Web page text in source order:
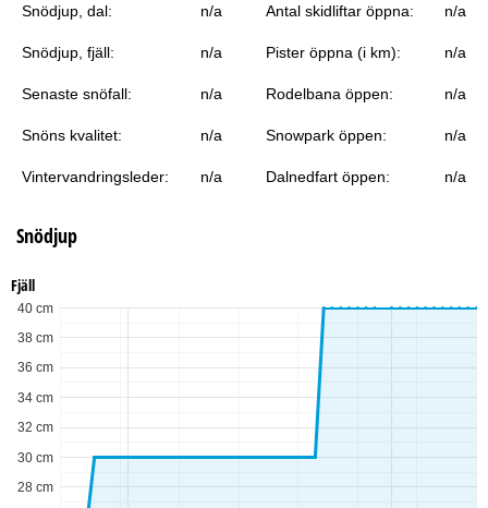
Snödjup, dal: n/a Antal skidliftar öppna: n/a
Snödjup, fjäll: n/a Pister öppna (i km): n/a
Senaste snöfall: n/a Rodelbana öppen: n/a
Snöns kvalitet: n/a Snowpark öppen: n/a
Vintervandringsleder: n/a Dalnedfart öppen: n/a
Snödjup
Fjäll
28 cm
30 cm
32 cm
34 cm
36 cm
38 cm
40 cm